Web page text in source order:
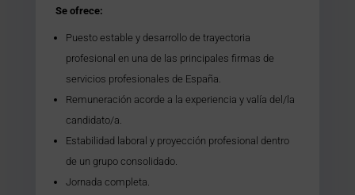
Se ofrece:
Puesto estable y desarrollo de trayectoria
profesional en una de las principales firmas de
servicios profesionales de España.
Remuneración acorde a la experiencia y valía del/la
candidato/a.
Estabilidad laboral y proyección profesional dentro
de un grupo consolidado.
Jornada completa.